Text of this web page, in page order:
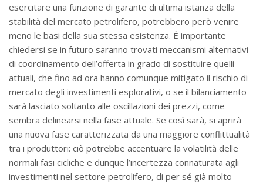
esercitare una funzione di garante di ultima istanza della
stabilità del mercato petrolifero, potrebbero però venire
meno le basi della sua stessa esistenza. È importante
chiedersi se in futuro saranno trovati meccanismi alternativi
di coordinamento dell’offerta in grado di sostituire quelli
attuali, che fino ad ora hanno comunque mitigato il rischio di
mercato degli investimenti esplorativi, o se il bilanciamento
sarà lasciato soltanto alle oscillazioni dei prezzi, come
sembra delinearsi nella fase attuale. Se così sarà, si aprirà
una nuova fase caratterizzata da una maggiore conflittualità
tra i produttori: ciò potrebbe accentuare la volatilità delle
normali fasi cicliche e dunque l’incertezza connaturata agli
investimenti nel settore petrolifero, di per sé già molto